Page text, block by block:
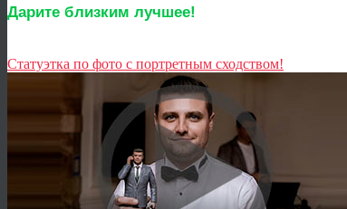
Дарите близким лучшее!
Статуэтка по фото с портретным сходством!